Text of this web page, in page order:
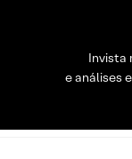
Invista
e análises